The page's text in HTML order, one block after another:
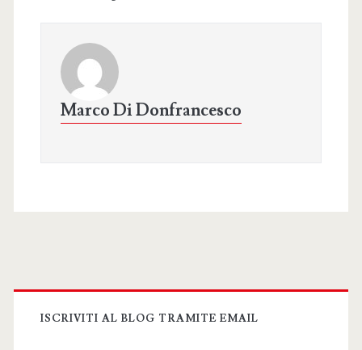
Marco Di Donfrancesco
Primary
Sidebar
ISCRIVITI AL BLOG TRAMITE EMAIL